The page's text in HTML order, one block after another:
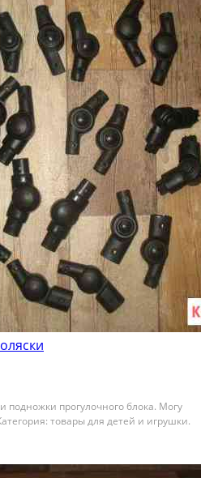
прогулочного блока. Могу
товары для детей и игрушки.